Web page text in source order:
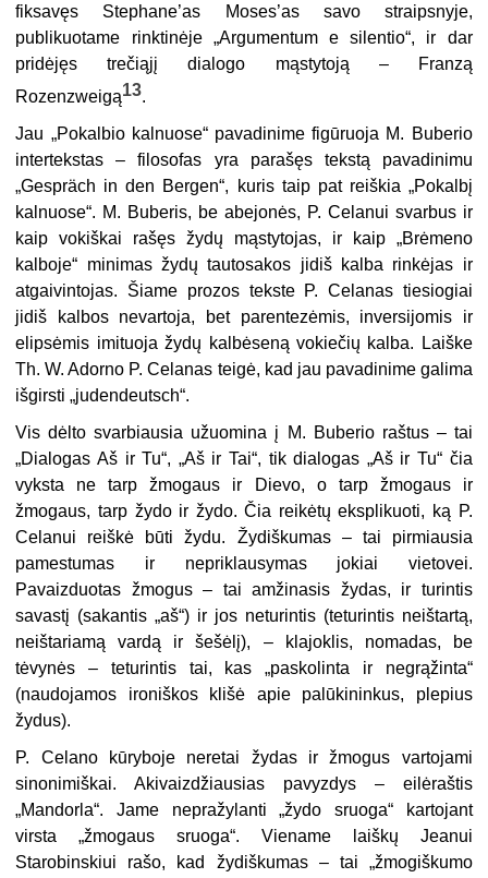
fiksavęs Stephane’as Moses’as
savo straipsnyje,
publikuotame rinktinėje „Argumentum e silentio“, ir dar
pridėjęs trečiąjį dialogo mąstytoją – Franzą
Rozenzweigą13.
Jau „Pokalbio kalnuose“ pavadinime figūruoja M. Buberio
intertekstas – filosofas yra parašęs tekstą pavadinimu
„Gespräch in den Bergen“,
kuris taip pat reiškia „Pokalbį
kalnuose“. M. Buberis, be abejonės, P. Celanui svarbus ir
kaip vokiškai rašęs žydų mąstytojas, ir kaip „Brėmeno
kalboje“ minimas žydų tautosakos jidiš kalba rinkėjas ir
atgaivintojas. Šiame prozos tekste P. Celanas tiesiogiai
jidiš kalbos nevartoja, bet parentezėmis, inversijomis ir
elipsėmis imituoja žydų kalbėseną vokiečių kalba. Laiške
Th. W. Adorno P. Celanas teigė, kad jau pavadinime galima
išgirsti „judendeutsch“.
Vis dėlto svarbiausia užuomina į M. Buberio raštus – tai
„Dialogas Aš ir Tu“, „Aš ir Tai“, tik dialogas „Aš ir Tu“ čia
vyksta ne tarp žmogaus ir Dievo, o tarp žmogaus ir
žmogaus, tarp žydo ir žydo. Čia reikėtų eksplikuoti, ką P.
Celanui reiškė būti žydu. Žydiškumas – tai pirmiausia
pamestumas ir nepriklausymas jokiai vietovei.
Pavaizduotas žmogus – tai amžinasis žydas, ir turintis
savastį (sakantis „aš“) ir jos neturintis (teturintis neištartą,
neištariamą vardą ir šešėlį), – klajoklis, nomadas, be
tėvynės – teturintis tai, kas „paskolinta ir negrąžinta“
(naudojamos ironiškos klišė apie palūkininkus, plepius
žydus).
P. Celano kūryboje neretai žydas ir žmogus vartojami
sinonimiškai. Akivaizdžiausias pavyzdys – eilėraštis
„Mandorla“. Jame nepražylanti „žydo sruoga“ kartojant
virsta „žmogaus sruoga“. Viename laiškų Jeanui
Starobinskiui rašo, kad žydiškumas – tai „žmogiškumo